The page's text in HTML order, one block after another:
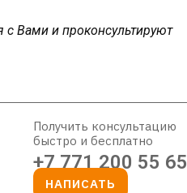
с Вами и проконсультируют
Получить консультацию
быстро и бесплатно
+7 771 200 55 65
НАПИСАТЬ